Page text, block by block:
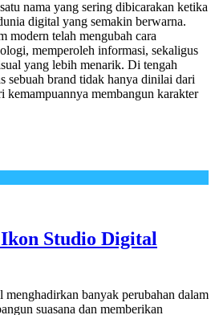
nama yang sering dibicarakan ketika
digital yang semakin berwarna.
modern telah mengubah cara
memperoleh informasi, sekaligus
yang lebih menarik. Di tengah
sebuah brand tidak hanya dinilai dari
kemampuannya membangun karakter
Studio Digital
menghadirkan banyak perubahan dalam
suasana dan memberikan